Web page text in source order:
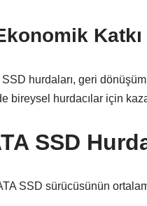
Katkı
SSD hurdaları, geri
bireysel hurdacılar için
SSD
SSD sürücüsünün